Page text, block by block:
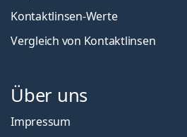
Kontaktlinsen-Werte
Vergleich von Kontaktlinsen
Über uns
Impressum